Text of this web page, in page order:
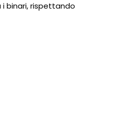
i binari, rispettando